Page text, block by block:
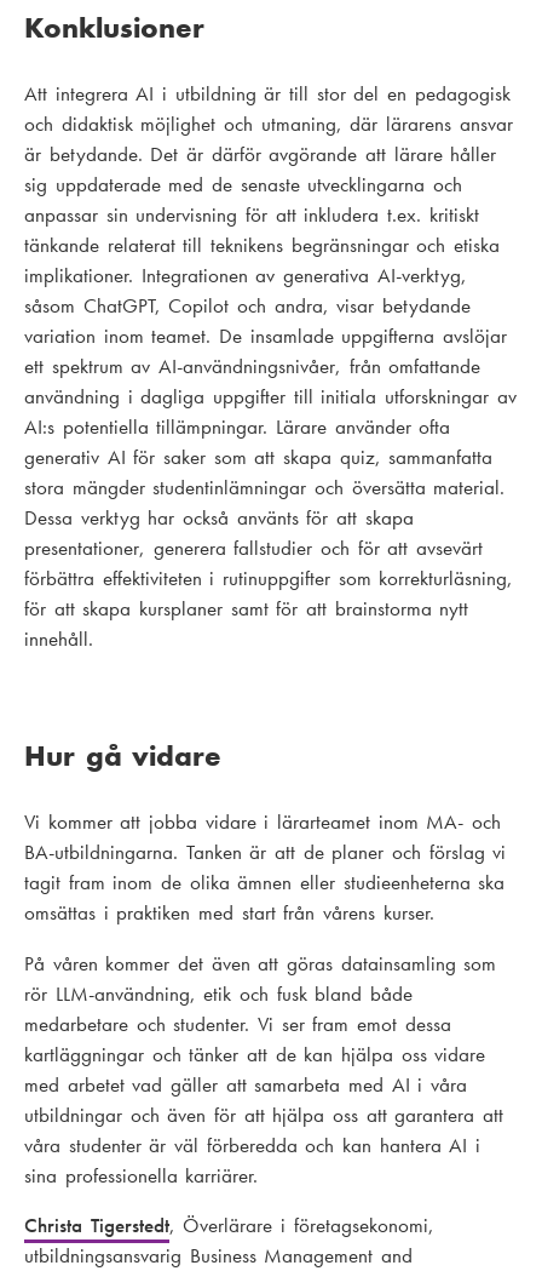
Konklusioner
Att integrera AI i utbildning är till stor del en pedagogisk
och didaktisk möjlighet och utmaning, där lärarens ansvar
är betydande. Det är därför avgörande att lärare håller
sig uppdaterade med de senaste utvecklingarna och
anpassar sin undervisning för att inkludera t.ex. kritiskt
tänkande relaterat till teknikens begränsningar och etiska
implikationer. Integrationen av generativa AI-verktyg,
såsom ChatGPT, Copilot och andra, visar betydande
variation inom teamet. De insamlade uppgifterna avslöjar
ett spektrum av AI-användningsnivåer, från omfattande
användning i dagliga uppgifter till initiala utforskningar av
AI:s potentiella tillämpningar. Lärare använder ofta
generativ AI för saker som att skapa quiz, sammanfatta
stora mängder studentinlämningar och översätta material.
Dessa verktyg har också använts för att skapa
presentationer, generera fallstudier och för att avsevärt
förbättra effektiviteten i rutinuppgifter som korrekturläsning,
för att skapa kursplaner samt för att brainstorma nytt
innehåll.
Hur gå vidare
Vi kommer att jobba vidare i lärarteamet inom MA- och
BA-utbildningarna. Tanken är att de planer och förslag vi
tagit fram inom de olika ämnen eller studieenheterna ska
omsättas i praktiken med start från vårens kurser.
På våren kommer det även att göras datainsamling som
rör LLM-användning, etik och fusk bland både
medarbetare och studenter. Vi ser fram emot dessa
kartläggningar och tänker att de kan hjälpa oss vidare
med arbetet vad gäller att samarbeta med AI i våra
utbildningar och även för att hjälpa oss att garantera att
våra studenter är väl förberedda och kan hantera AI i
sina professionella karriärer.
Christa Tigerstedt, Överlärare i företagsekonomi,
utbildningsansvarig Business Management and